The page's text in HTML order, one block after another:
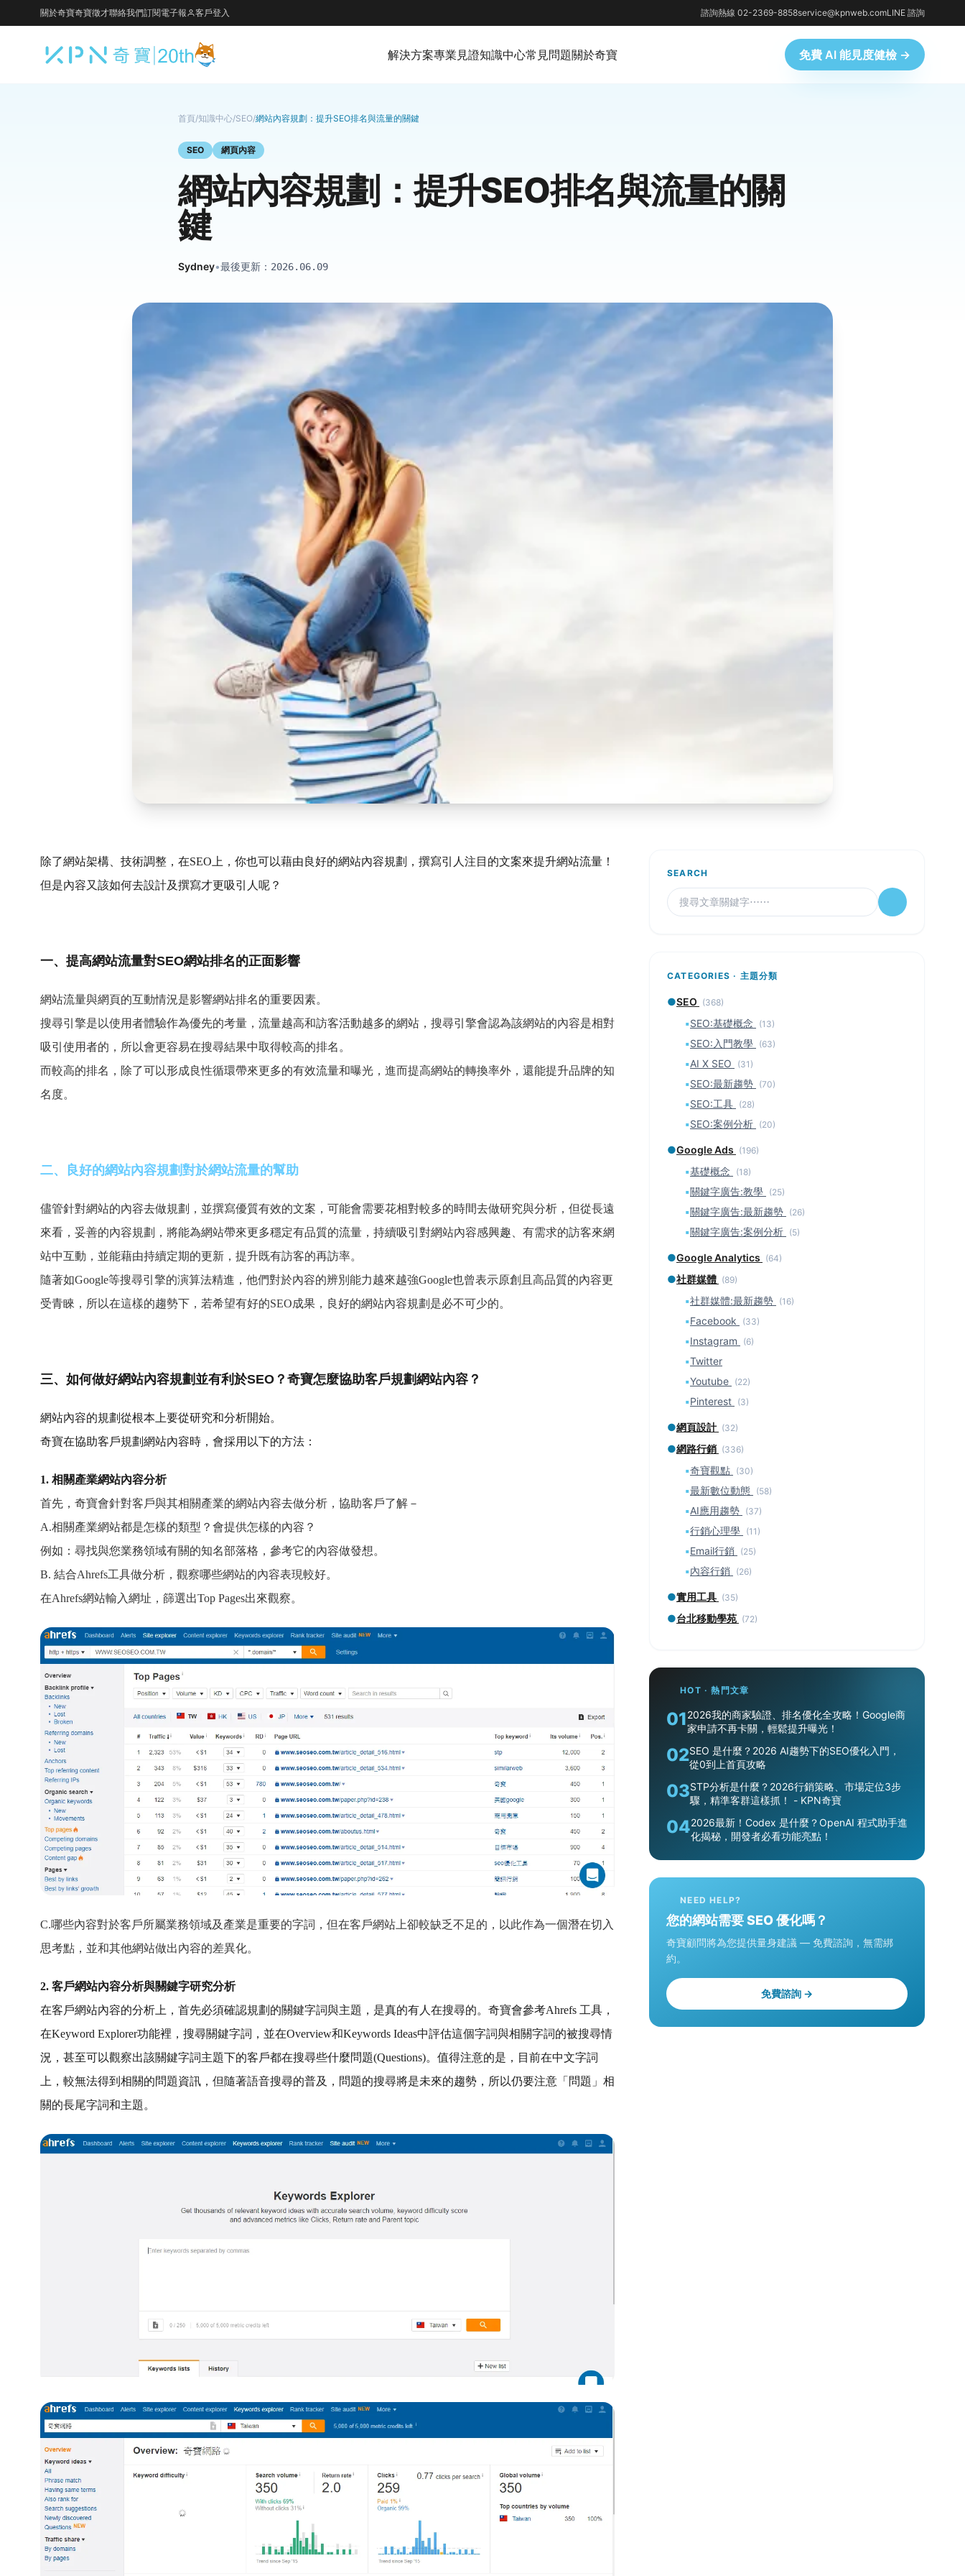
關於奇寶奇寶徵才聯絡我們訂閱電子報 客戶登入 諮詢熱線 02-2369-8858service@kpnweb.comLINE 諮詢
解決方案專業見證知識中心常見問題關於奇寶 免費 AI 能見度健檢 →
首頁/知識中心/SEO/網站內容規劃：提升SEO排名與流量的關鍵
SEO 網頁內容
網站內容規劃：提升SEO排名與流量的關
鍵
Sydney•最後更新： 2026.06.09
除了網站架構、技術調整，在SEO上，你也可以藉由良好的網站內容規劃，撰寫引人注目的文案來提升網站流量！
但是內容又該如何去設計及撰寫才更吸引人呢？
一、 提高網站流量對SEO網站排名的正面影響
網站流量與網頁的互動情況是影響網站排名的重要因素。
搜尋引擎是以使用者體驗作為優先的考量，流量越高和訪客活動越多的網站，搜尋引擎會認為該網站的內容是相對
吸引使用者的，所以會更容易在搜尋結果中取得較高的排名。
而較高的排名，除了可以形成良性循環帶來更多的有效流量和曝光，進而提高網站的轉換率外，還能提升品牌的知
名度。
二、良好的網站內容規劃對於網站流量的幫助
儘管針對網站的內容去做規劃，並撰寫優質有效的文案，可能會需要花相對較多的時間去做研究與分析，但從長遠
來看，妥善的內容規劃，將能為網站帶來更多穩定有品質的流量，持續吸引對網站內容感興趣、有需求的訪客來網
站中互動，並能藉由持續定期的更新，提升既有訪客的再訪率。
隨著如Google等搜尋引擎的演算法精進，他們對於內容的辨別能力越來越強Google也曾表示原創且高品質的內容更
受青睞，所以在這樣的趨勢下，若希望有好的SEO成果，良好的網站內容規劃是必不可少的。
三、如何做好網站內容規劃並有利於SEO？奇寶怎麼協助客戶規劃網站內容？
網站內容的規劃從根本上要從研究和分析開始。
奇寶在協助客戶規劃網站內容時，會採用以下的方法：
1. 相關產業網站內容分析
首先，奇寶會針對客戶與其相關產業的網站內容去做分析，協助客戶了解－
A.相關產業網站都是怎樣的類型？會提供怎樣的內容？
例如：尋找與您業務領域有關的知名部落格，參考它的內容做發想。
B. 結合Ahrefs工具做分析，觀察哪些網站的內容表現較好。
在Ahrefs網站輸入網址，篩選出Top Pages出來觀察。
C.哪些內容對於客戶所屬業務領域及產業是重要的字詞，但在客戶網站上卻較缺乏不足的，以此作為一個潛在切入
思考點，並和其他網站做出內容的差異化。
2. 客戶網站內容分析與關鍵字研究分析
在客戶網站內容的分析上，首先必須確認規劃的關鍵字詞與主題，是真的有人在搜尋的。奇寶會參考Ahrefs 工具，
在Keyword Explorer功能裡，搜尋關鍵字詞，並在Overview和Keywords Ideas中評估這個字詞與相關字詞的被搜尋情
況，甚至可以觀察出該關鍵字詞主題下的客戶都在搜尋些什麼問題(Questions)。值得注意的是，目前在中文字詞
上，較無法得到相關的問題資訊，但隨著語音搜尋的普及，問題的搜尋將是未來的趨勢，所以仍要注意「問題」相
關的長尾字詞和主題。
SEARCH
CATEGORIES · 主題分類
●SEO (368)
▪SEO:基礎概念 (13)
▪SEO:入門教學 (63)
▪AI X SEO (31)
▪SEO:最新趨勢 (70)
▪SEO:工具 (28)
▪SEO:案例分析 (20)
●Google Ads (196)
▪基礎概念 (18)
▪關鍵字廣告:教學 (25)
▪關鍵字廣告:最新趨勢 (26)
▪關鍵字廣告:案例分析 (5)
●Google Analytics (64)
●社群媒體 (89)
▪社群媒體:最新趨勢 (16)
▪Facebook (33)
▪Instagram (6)
▪Twitter
▪Youtube (22)
▪Pinterest (3)
●網頁設計 (32)
●網路行銷 (336)
▪奇寶觀點 (30)
▪最新數位動態 (58)
▪AI應用趨勢 (37)
▪行銷心理學 (11)
▪Email行銷 (25)
▪內容行銷 (26)
●實用工具 (35)
●台北移動學苑 (72)
HOT · 熱門文章
012026我的商家驗證、排名優化全攻略！Google商
家申請不再卡關，輕鬆提升曝光！
02SEO 是什麼？2026 AI趨勢下的SEO優化入門，
從0到上首頁攻略
03STP分析是什麼？2026行銷策略、市場定位3步
驟，精準客群這樣抓！ - KPN奇寶
042026最新！Codex 是什麼？OpenAI 程式助手進
化揭秘，開發者必看功能亮點！
NEED HELP?
您的網站需要 SEO 優化嗎？
奇寶顧問將為您提供量身建議 — 免費諮詢，無需綁
約。
免費諮詢 →